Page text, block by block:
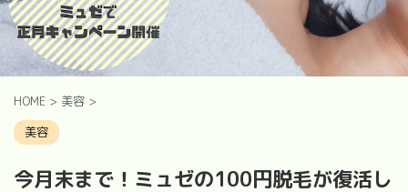
HOME > 美容 >
美容
今月末まで！ミュゼの100円脱毛が復活し